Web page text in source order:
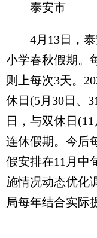
泰安市
4月13日，泰
小学春秋假期。
则上每次3天。
休日(5月30日、
日，与双休日
连休假期。今后
假安排在11月中
施情况动态优化
局每年结合实际